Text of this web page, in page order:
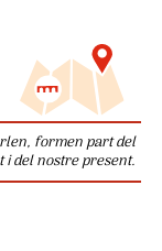
formen part del
i del nostre present.